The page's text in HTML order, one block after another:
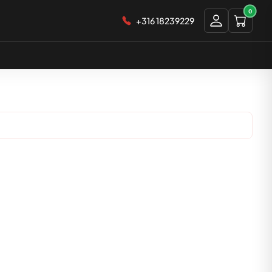
+316 18239229
0